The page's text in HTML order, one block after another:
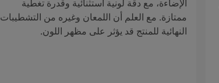
الإضاءة، مع دقة لونية استثنائية وقدرة تغطية
ممتازة. مع العلم أن اللمعان وغيره من التشطيبات
النهائية للمنتج قد يؤثر على مظهر اللون.